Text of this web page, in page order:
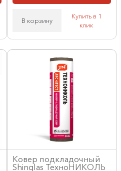
В корзину
Купить в 1
клик
Ковер подкладочный
Shinglas ТехноНИКОЛЬ